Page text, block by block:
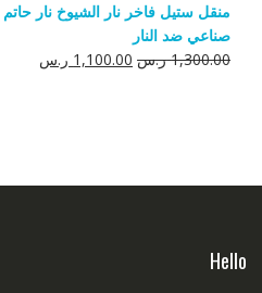
هو:
550.00 ر.س.
هو:
منقل ستيل فاخر نار الشيوخ نار
صناعي ضد النار
1,300.00 ر.س السعر
1,100.00 ر.سالسعر
Hello